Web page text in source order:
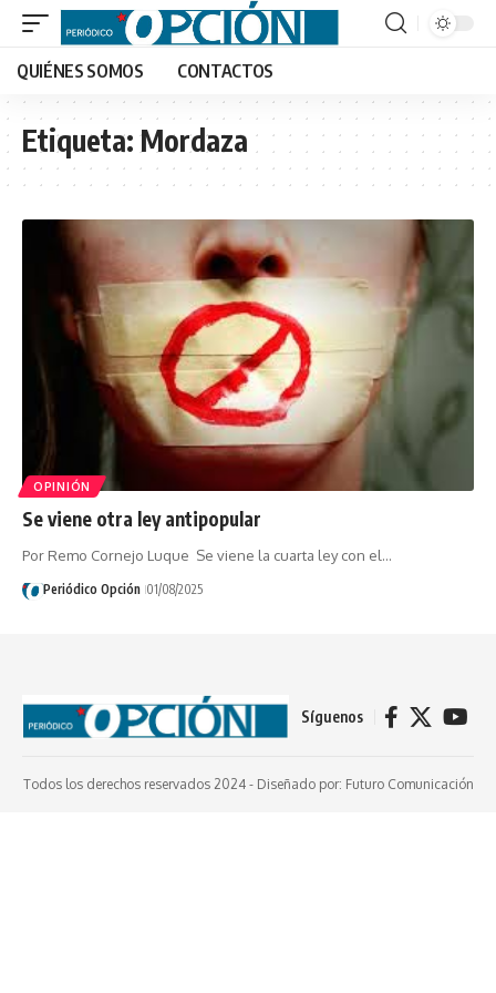
QUIÉNES SOMOS CONTACTOS
Etiqueta:Mordaza
OPINIÓN
Se viene otra ley antipopular ‎
Por Remo Cornejo Luque ‎‎ Se viene la cuarta ley con el…
Periódico Opción 01/08/2025
Síguenos
Todos los derechos reservados 2024 - Diseñado por: Futuro Comunicación